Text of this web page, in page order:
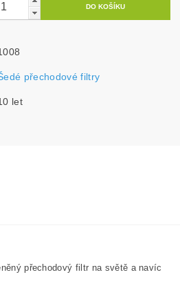
přechodové filtry
let
přechodový filtr na světě a navíc